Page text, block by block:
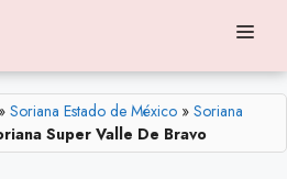
» Soriana Estado de México» Soriana
Super Valle De Bravo